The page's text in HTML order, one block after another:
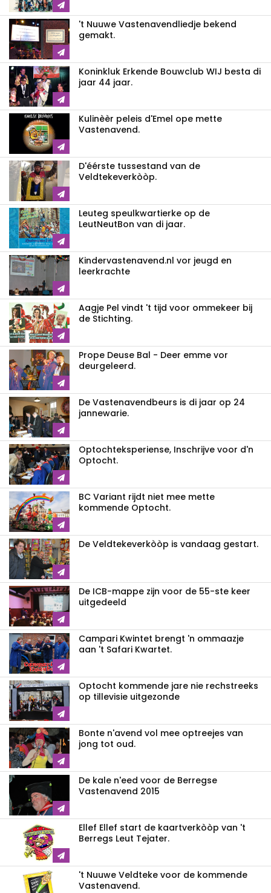
't Nuuwe Vastenavendliedje bekend
gemakt.
Koninkluk Erkende Bouwclub WIJ besta di
jaar 44 jaar.
Kulinèèr peleis d'Emel ope mette
Vastenavend.
D'éérste tussestand van de
Veldtekeverkòòp.
Leuteg speulkwartierke op de
LeutNeutBon van di jaar.
Kindervastenavend.nl vor jeugd en
leerkrachte
Aagje Pel vindt 't tijd voor ommekeer bij
de Stichting.
Prope Deuse Bal - Deer emme vor
deurgeleerd.
De Vastenavendbeurs is di jaar op 24
jannewarie.
Optochteksperiense, Inschrijve voor d'n
Optocht.
BC Variant rijdt niet mee mette
kommende Optocht.
De Veldtekeverkòòp is vandaag gestart.
De ICB-mappe zijn voor de 55-ste keer
uitgedeeld
Campari Kwintet brengt 'n ommaazje
aan 't Safari Kwartet.
Optocht kommende jare nie rechstreeks
op tillevisie uitgezonde
Bonte n'avend vol mee optreejes van
jong tot oud.
De kale n'eed voor de Berregse
Vastenavend 2015
Ellef Ellef start de kaartverkòòp van 't
Berregs Leut Tejater.
't Nuuwe Veldteke voor de kommende
Vastenavend.